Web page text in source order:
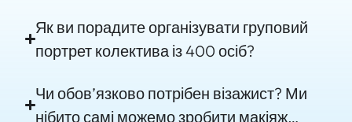
Як ви порадите організувати груповий
портрет колектива із 400 осіб?
Чи обов’язково потрібен візажист? Ми
нібито самі можемо зробити макіяж…